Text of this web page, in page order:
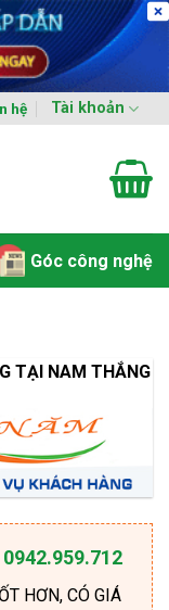
hệ Tài khoản
Góc công nghệ
TẠI NAM THẮNG
HƠN, CÓ GIÁ